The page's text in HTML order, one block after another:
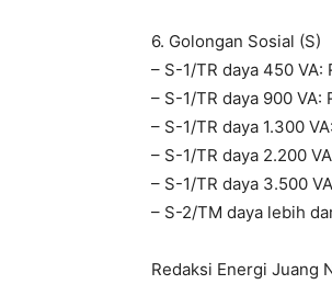
6. Golongan Sosial (S)
– S-1/TR daya 450 VA:
– S-1/TR daya 900 VA:
– S-1/TR daya 1.300
– S-1/TR daya 2.200
– S-1/TR daya 3.500
– S-2/TM daya lebih
Redaksi Energi Juang